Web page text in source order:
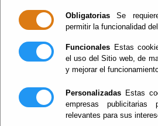
Obligatorias Se
permitir la funcionalidad
Funcionales Estas
el uso del Sitio web, de
y mejorar el
Personalizadas Estas
empresas publicitarias
relevantes para sus
APOYO A
CULTURA